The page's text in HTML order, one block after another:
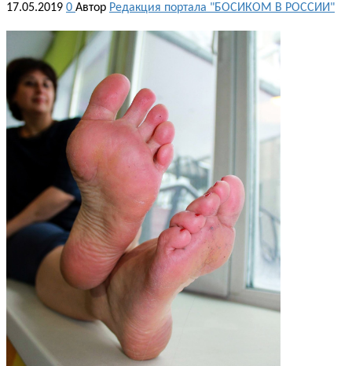
17.05.2019 0 Автор Редакция портала "БОСИКОМ В РОССИИ"